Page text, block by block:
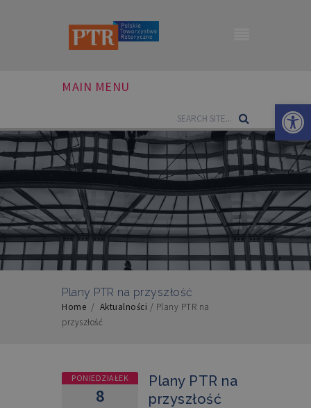
MAIN MENU
Plany PTR na przyszłość
Home / Aktualności / Plany PTR na
przyszłość
PONIEDZIAŁEK
8
Plany PTR na
przyszłość